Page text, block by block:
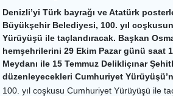
Denizli’yi Türk bayrağı ve Atatürk
Büyükşehir Belediyesi, 100. yıl
Yürüyüşü ile taçlandıracak. Başkan
hemşehrilerini 29 Ekim Pazar günü saat
Meydanı ile 15 Temmuz Delikliçınar
düzenleyecekleri Cumhuriyet
100. yıl coşkusu Cumhuriyet Yürüyüşü ile